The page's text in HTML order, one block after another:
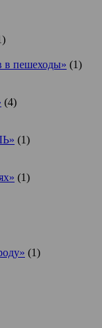
в пешеходы» (1)
(4)
(1)
(1)
(1)